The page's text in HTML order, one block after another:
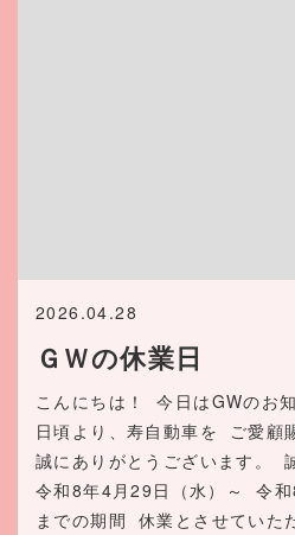
ＧＷの休業日
2026.04.28
こんにちは！
今日はGWのお
日頃より、寿自動車を
ご愛顧
誠にありがとうございます。
令和8年4月29日（水）～
令
までの期間 休業とさせていた